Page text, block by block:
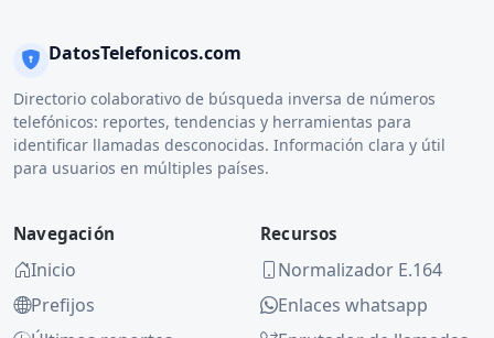
DatosTelefonicos.com
Directorio colaborativo de búsqueda inversa de números
telefónicos: reportes, tendencias y herramientas para
identificar llamadas desconocidas. Información clara y útil
para usuarios en múltiples países.
Navegación
Inicio
Prefijos
Recursos
Normalizador E.164
Enlaces whatsapp